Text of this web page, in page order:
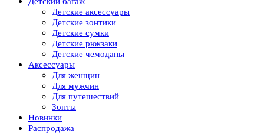
Детские аксессуары
Детские зонтики
Детские сумки
Детские рюкзаки
Детские чемоданы
Аксессуары
Для женщин
Для мужчин
Для путешествий
Зонты
Новинки
Распродажа